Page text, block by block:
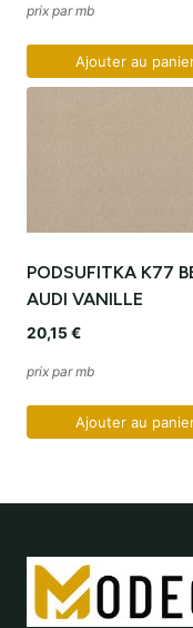
prix par mb
Ajouter au
PODSUFITKA K77
AUDI VANILLE
20,15€
prix par mb
Ajouter au